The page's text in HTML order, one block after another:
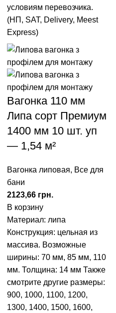
условиям перевозчика.
(НП, SAT, Delivery, Meest
Express)
Вагонка 110 мм
Липа сорт Премиум
1400 мм 10 шт. уп
— 1,54 м²
Вагонка липовая, Все для
бани
грн.
В корзину
Материал: липа
Конструкция: цельная из
массива. Возможные
ширины: 70 мм, 85 мм, 110
мм. Толщина: 14 мм Также
смотрите другие размеры:
900, 1000, 1100, 1200,
1300, 1400, 1500, 1600,